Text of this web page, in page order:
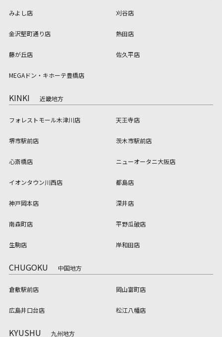
みよし店 刈谷店
金沢堅町通り店 熱田店
藤が丘店 佐久平店
MEGAドン・キホーテ豊橋店
KINKI 近畿地方
フォレストモール木津川店 天王寺店
堺市駅前店 茨木市駅前店
心斎橋店 ニューオータニ大阪店
イオンタウン川西店 都島店
神戸岡本店 深井店
南森町店 平野瓜破店
生駒店 岸和田店
CHUGOKU 中国地方
倉敷駅前店 岡山富町店
広島井口台店 松江八幡店
KYUSHU 九州地方